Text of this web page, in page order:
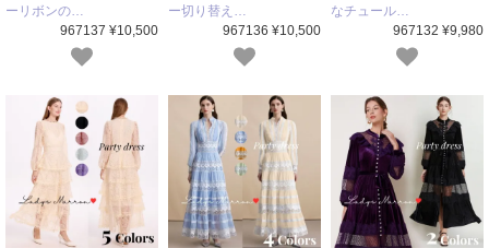
ーリボンの…
967137 ¥10,500
ー切り替え…
967136 ¥10,500
なチュール…
967132 ¥9,980